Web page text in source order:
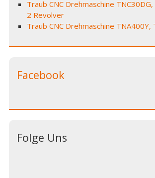
Traub CNC Drehmaschine
2 Revolver
Traub CNC Drehmaschine TNA400Y,
Facebook
Folge Uns